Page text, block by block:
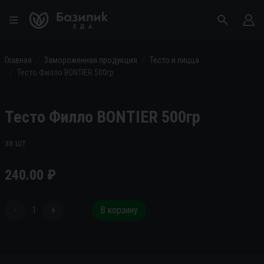
Главная Замороженная продукция
Тесто и пицца
Тесто Филло BONTIER 500гр
Тесто Филло BONTIER 500гр
за шт
240.00 ₽
- 1 + В корзину